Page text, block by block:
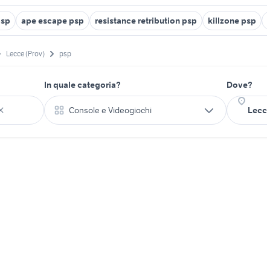
ape escape psp resistance retribution psp killzone psp
Lecce (Prov) psp
In quale categoria?
Console e Videogiochi
Dove?